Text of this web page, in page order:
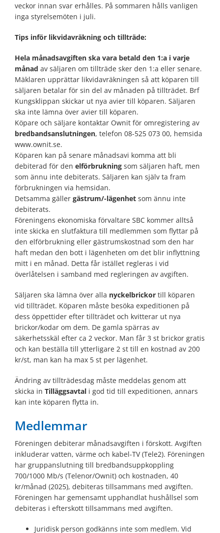
veckor innan svar erhålles. På sommaren hålls vanligen
inga styrelsemöten i juli.
Tips inför likvidavräkning och tillträde:
Hela månadsavgiften ska vara betald den 1:a i varje
månad av säljaren om tillträde sker den 1:a eller senare.
Mäklaren upprättar likvidavräkningen så att köparen till
säljaren betalar för sin del av månaden på tillträdet. Brf
Kungsklippan skickar ut nya avier till köparen. Säljaren
ska inte lämna över avier till köparen.
Köpare och säljare kontaktar Ownit för omregistering av
bredbandsanslutningen, telefon 08-525 073 00, hemsida
www.ownit.se.
Köparen kan på senare månadsavi komma att bli
debiterad för den elförbrukning som säljaren haft, men
som ännu inte debiterats. Säljaren kan själv ta fram
förbrukningen via hemsidan.
Detsamma gäller gästrum/-lägenhet som ännu inte
debiterats.
Föreningens ekonomiska förvaltare SBC kommer alltså
inte skicka en slutfaktura till medlemmen som flyttar på
den elförbrukning eller gästrumskostnad som den har
haft medan den bott i lägenheten om det blir inflyttning
mitt i en månad. Detta får istället regleras i vid
överlåtelsen i samband med regleringen av avgiften.
Säljaren ska lämna över alla nyckelbrickor till köparen
vid tillträdet. Köparen måste besöka expeditionen på
dess öppettider efter tillträdet och kvitterar ut nya
brickor/kodar om dem. De gamla spärras av
säkerhetsskäl efter ca 2 veckor. Man får 3 st brickor gratis
och kan beställa till ytterligare 2 st till en kostnad av 200
kr/st, man kan ha max 5 st per lägenhet.
Ändring av tillträdesdag måste meddelas genom att
skicka in Tilläggsavtal i god tid till expeditionen, annars
kan inte köparen flytta in.
Medlemmar
Föreningen debiterar månadsavgiften i förskott. Avgiften
inkluderar vatten, värme och kabel-TV (Tele2). Föreningen
har gruppanslutning till bredbandsuppkoppling
700/1000 Mb/s (Telenor/Ownit) och kostnaden, 40
kr/månad (2025), debiteras tillsammans med avgiften.
Föreningen har gemensamt upphandlat hushållsel som
debiteras i efterskott tillsammans med avgiften.
Juridisk person godkänns inte som medlem. Vid